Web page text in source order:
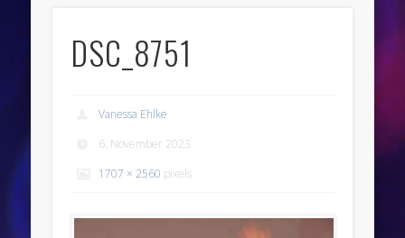
DSC_8751
Vanessa Ehlke
6. November 2023
1707 × 2560 pixels